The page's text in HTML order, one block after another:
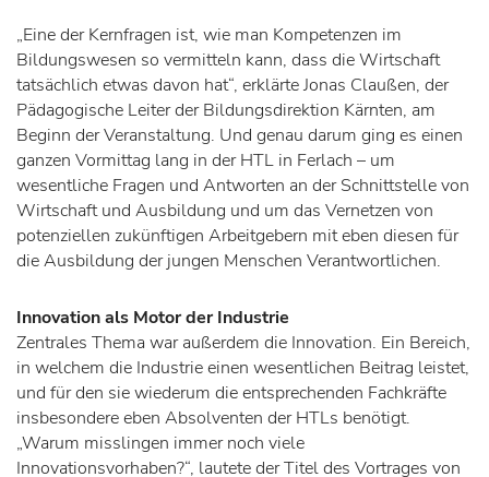
„Eine der Kernfragen ist, wie man Kompetenzen im
Bildungswesen so vermitteln kann, dass die Wirtschaft
tatsächlich etwas davon hat“, erklärte Jonas Claußen, der
Pädagogische Leiter der Bildungsdirektion Kärnten, am
Beginn der Veranstaltung. Und genau darum ging es einen
ganzen Vormittag lang in der HTL in Ferlach – um
wesentliche Fragen und Antworten an der Schnittstelle von
Wirtschaft und Ausbildung und um das Vernetzen von
potenziellen zukünftigen Arbeitgebern mit eben diesen für
die Ausbildung der jungen Menschen Verantwortlichen.
Innovation als Motor der Industrie
Zentrales Thema war außerdem die Innovation. Ein Bereich,
in welchem die Industrie einen wesentlichen Beitrag leistet,
und für den sie wiederum die entsprechenden Fachkräfte
insbesondere eben Absolventen der HTLs benötigt.
„Warum misslingen immer noch viele
Innovationsvorhaben?“, lautete der Titel des Vortrages von